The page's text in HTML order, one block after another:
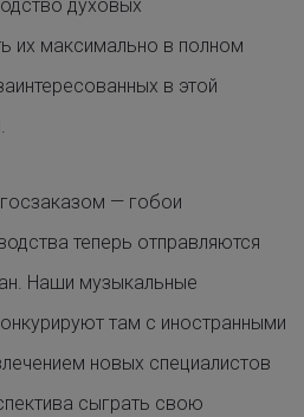
духовых
их максимально в полном
в этой
— гобои
теперь отправляются
Наши музыкальные
там с иностранными
новых специалистов
сыграть свою